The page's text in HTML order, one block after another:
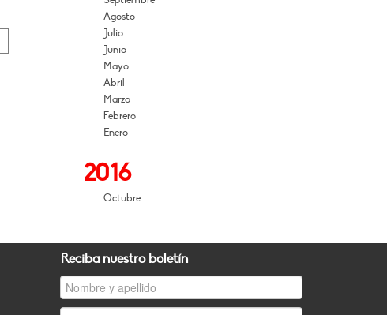
Agosto
Julio
Junio
Mayo
Abril
Marzo
Febrero
Enero
2016
Octubre
Reciba nuestro boletín